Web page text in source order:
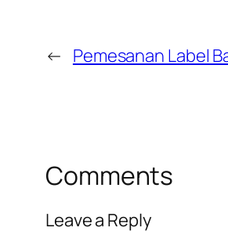
← Pemesanan Label
Comments
Leave a Reply